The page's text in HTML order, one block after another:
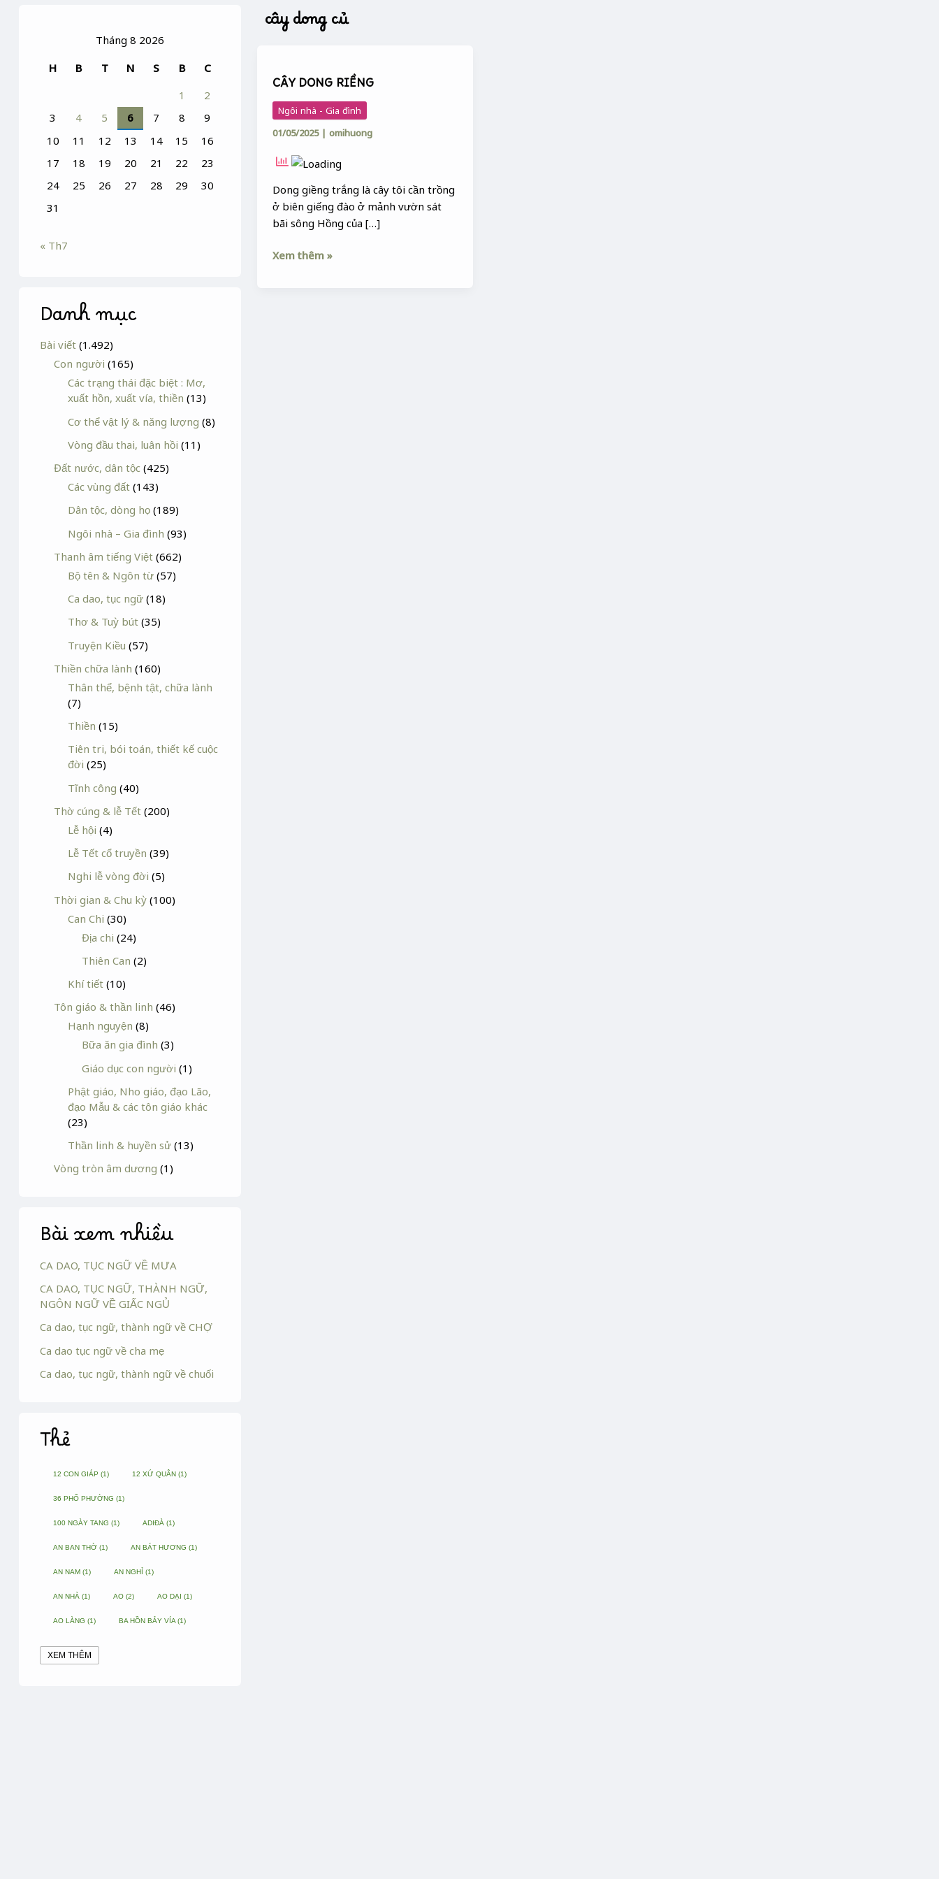
Tháng 8 2026
H
B T N S B
C
1
2
3
4 5 6 7 8
9
10
11 12 13 14 15
16
17
18 19 20 21 22
23
24
25 26 27 28 29
30
31
« Th7
Danh mục
Bài viết (1.492)
Con người (165)
Các trạng thái đặc biệt : Mơ,
xuất hồn, xuất vía, thiền (13)
Cơ thể vật lý & năng lượng (8)
Vòng đầu thai, luân hồi (11)
Đất nước, dân tộc (425)
Các vùng đất (143)
Dân tộc, dòng họ (189)
Ngôi nhà – Gia đình (93)
Thanh âm tiếng Việt (662)
Bộ tên & Ngôn từ (57)
Ca dao, tục ngữ (18)
Thơ & Tuỳ bút (35)
Truyện Kiều (57)
Thiền chữa lành (160)
Thân thể, bệnh tật, chữa lành
(7)
Thiền (15)
Tiên tri, bói toán, thiết kế cuộc
đời (25)
Tĩnh công (40)
Thờ cúng & lễ Tết (200)
Lễ hội (4)
Lễ Tết cổ truyền (39)
Nghi lễ vòng đời (5)
Thời gian & Chu kỳ (100)
Can Chi (30)
Địa chi (24)
Thiên Can (2)
Khí tiết (10)
Tôn giáo & thần linh (46)
Hạnh nguyện (8)
Bữa ăn gia đình (3)
Giáo dục con người (1)
Phật giáo, Nho giáo, đạo Lão,
đạo Mẫu & các tôn giáo khác
(23)
Thần linh & huyền sử (13)
Vòng tròn âm dương (1)
Bài xem nhiều
CA DAO, TỤC NGỮ VỀ MƯA
CA DAO, TỤC NGỮ, THÀNH NGỮ,
NGÔN NGỮ VỀ GIẤC NGỦ
Ca dao, tục ngữ, thành ngữ về CHỢ
Ca dao tục ngữ về cha mẹ
Ca dao, tục ngữ, thành ngữ về chuối
Thẻ
12 CON GIÁP (1) 12 XỨ QUÂN (1)
36 PHỐ PHƯỜNG (1)
100 NGÀY TANG (1) ADIĐÀ (1)
AN BAN THỜ (1) AN BÁT HƯƠNG (1)
AN NAM (1) AN NGHỈ (1)
AN NHÀ (1) AO (2) AO DẠI (1)
AO LÀNG (1) BA HỒN BẢY VÍA (1)
BA HỒN CHÍN VÍA
XEM THÊM
cây dong củ
CÂY DONG RIỀNG
Ngôi nhà - Gia đình
01/05/2025 |omihuong
Dong giềng trắng là cây tôi cần trồng
ở biên giếng đào ở mảnh vườn sát
bãi sông Hồng của […]
RIỀNG
Xem thêm »